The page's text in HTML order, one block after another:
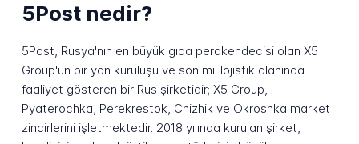
5Post nedir?
5Post, Rusya'nın en büyük gıda perakendecisi olan X5
Group'un bir yan kuruluşu ve son mil lojistik alanında
faaliyet gösteren bir Rus şirketidir; X5 Group,
Pyaterochka, Perekrestok, Chizhik ve Okroshka market
zincirlerini işletmektedir. 2018 yılında kurulan şirket,